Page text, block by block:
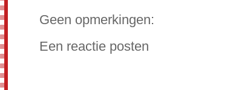
Geen opmerkingen:
Een reactie posten